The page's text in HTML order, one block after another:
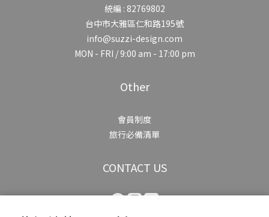
統編 : 82769802
台中市大雅區仁和路195號
info@suzzi-design.com
MON - FRI / 9:00 am - 17:00 pm
Other
會員制度
旅行必備清單
CONTACT US